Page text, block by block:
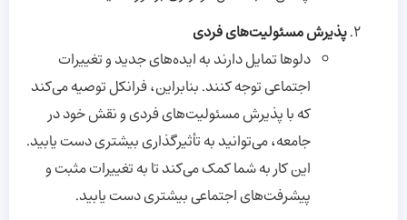
پذیرش مسئولیت‌های فردی
دلوها تمایل دارند به ایده‌های جدید و تغییرات
اجتماعی توجه کنند. بنابراین، فرانکل توصیه می‌کند
که با پذیرش مسئولیت‌های فردی و نقش خود در
جامعه، می‌توانید به تأثیرگذاری بیشتری دست یابید.
این کار به شما کمک می‌کند تا به تغییرات مثبت و
پیشرفت‌های اجتماعی بیشتری دست یابید.